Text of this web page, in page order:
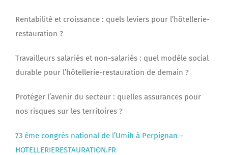
Rentabilité et croissance : quels leviers pour l’hôtellerie-
restauration ?
Travailleurs salariés et non-salariés : quel modèle social
durable pour l’hôtellerie-restauration de demain ?
Protéger l’avenir du secteur : quelles assurances pour
nos risques sur les territoires ?
73 ème congrès national de l’Umih à Perpignan –
HOTELLERIERESTAURATION.FR